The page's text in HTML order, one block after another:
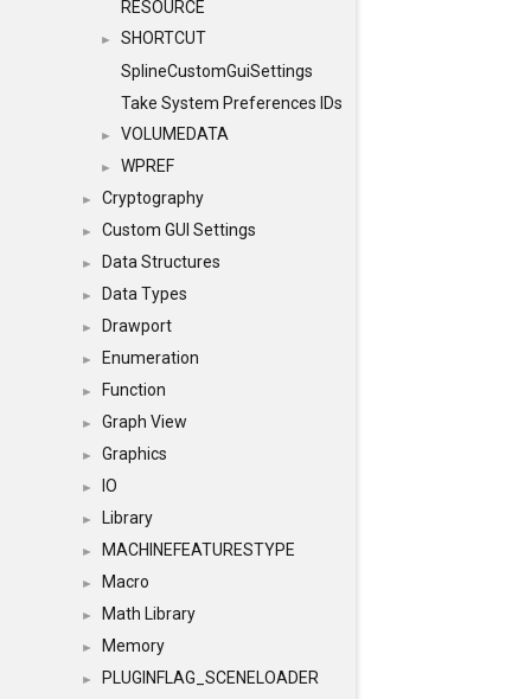
RESOURCE
►
SHORTCUT
SplineCustomGuiSettings
Take System Preferences IDs
► VOLUMEDATA
► WPREF
► Cryptography
► Custom GUI Settings
► Data Structures
► Data Types
► Drawport
► Enumeration
► Function
► Graph View
► Graphics
► IO
► Library
► MACHINEFEATURESTYPE
► Macro
► Math Library
► Memory
► PLUGINFLAG_SCENELOADER